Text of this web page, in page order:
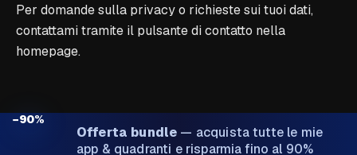
Per domande sulla privacy o richieste sui tuoi dati,
contattami tramite il pulsante di contatto nella
homepage.
−90%
Offerta bundle — acquista tutte le mie
app & quadranti e risparmia fino al 90%